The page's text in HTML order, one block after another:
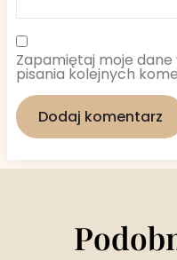
Zapamiętaj moje
pisania kolejnych